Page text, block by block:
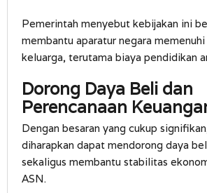
Pemerintah menyebut kebijakan ini
membantu aparatur negara
keluarga, terutama biaya pendidikan
Dorong Daya Beli dan
Perencanaan
Dengan besaran yang cukup
diharapkan dapat mendorong daya
sekaligus membantu stabilitas
ASN.